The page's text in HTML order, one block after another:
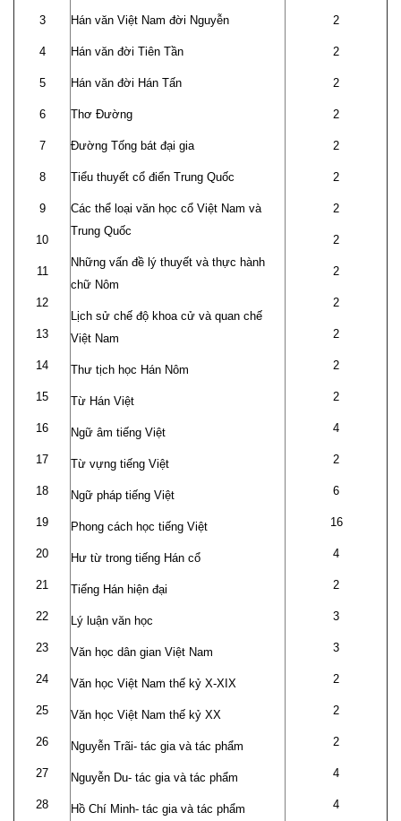
3
4
5
6
7
8
9
10
11
12
13
14
15
16
17
18
19
20
21
22
23
24
25
26
27
28
Hán văn Việt Nam đời Nguyễn
Hán văn đời Tiên Tần
Hán văn đời Hán Tấn
Thơ Đường
Đường Tống bát đại gia
Tiểu thuyết cổ điển Trung Quốc
Các thể loại văn học cổ Việt Nam và
Trung Quốc
Những vấn đề lý thuyết và thực hành
chữ Nôm
Lịch sử chế độ khoa cử và quan chế
Việt Nam
Thư tịch học Hán Nôm
Từ Hán Việt
Ngữ âm tiếng Việt
Từ vựng tiếng Việt
Ngữ pháp tiếng Việt
Phong cách học tiếng Việt
Hư từ trong tiếng Hán cổ
Tiếng Hán hiện đại
Lý luận văn học
Văn học dân gian Việt Nam
Văn học Việt Nam thế kỷ X-XIX
Văn học Việt Nam thế kỷ XX
Nguyễn Trãi- tác gia và tác phẩm
Nguyễn Du- tác gia và tác phẩm
Hồ Chí Minh- tác gia và tác phẩm
2
2
2
2
2
2
2
2
2
2
2
2
2
4
2
6
16
4
2
3
3
2
2
2
4
4